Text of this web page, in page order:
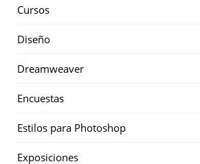
Cursos
Diseño
Dreamweaver
Encuestas
Estilos para Photoshop
Exposiciones